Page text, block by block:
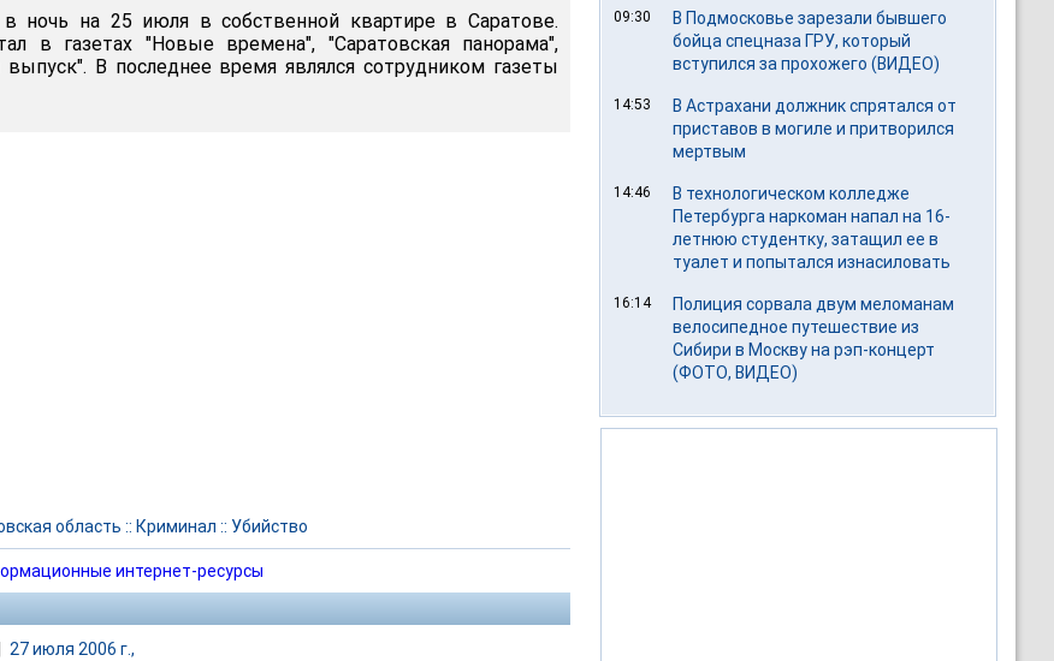
ночь на 25 июля в собственной квартире в Саратове.
в газетах "Новые времена", "Саратовская панорама",
выпуск". В последнее время являлся сотрудником газеты
область :: Криминал :: Убийство
интернет-ресурсы
27 июля 2006 г.,
09:30
В Подмосковье зарезали бывшего
бойца спецназа ГРУ, который
вступился за прохожего (ВИДЕО)
14:53
В Астрахани должник спрятался от
приставов в могиле и притворился
мертвым
14:46
В технологическом колледже
Петербурга наркоман напал на 16-
летнюю студентку, затащил ее в
туалет и попытался изнасиловать
16:14
Полиция сорвала двум меломанам
велосипедное путешествие из
Сибири в Москву на рэп-концерт
(ФОТО, ВИДЕО)